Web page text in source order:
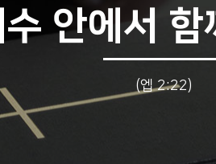
안에서
(엡 2:22)